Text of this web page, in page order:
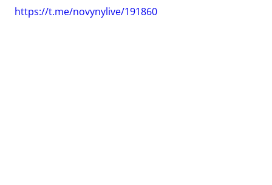
https://t.me/novynylive/191860